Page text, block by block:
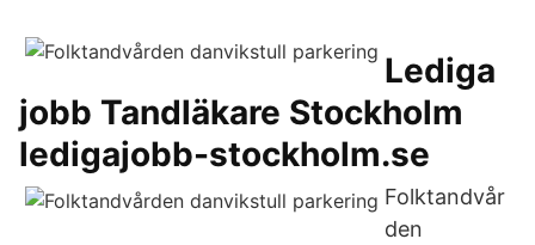
Lediga
jobb Tandläkare Stockholm
ledigajobb-stockholm.se
Folktandvår
den